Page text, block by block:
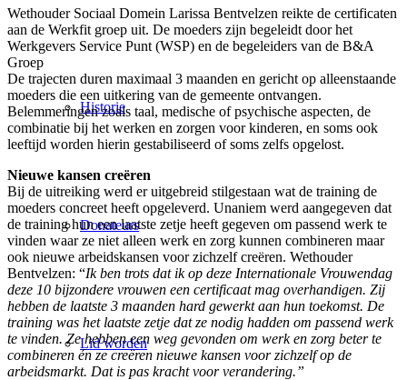
Historie
Donateurs
Lid worden
Wethouder Sociaal Domein Larissa Bentvelzen reikte de certificaten
aan de Werkfit groep uit. De moeders zijn begeleidt door het
Werkgevers Service Punt (WSP) en de begeleiders van de B&A
Groep
De trajecten duren maximaal 3 maanden en gericht op alleenstaande
moeders die een uitkering van de gemeente ontvangen.
Belemmeringen zoals taal, medische of psychische aspecten, de
combinatie bij het werken en zorgen voor kinderen, en soms ook
leeftijd worden hierin gestabiliseerd of soms zelfs opgelost.
Nieuwe kansen creëren
Bij de uitreiking werd er uitgebreid stilgestaan wat de training de
moeders concreet heeft opgeleverd. Unaniem werd aangegeven dat
de training hun een laatste zetje heeft gegeven om passend werk te
vinden waar ze niet alleen werk en zorg kunnen combineren maar
ook nieuwe arbeidskansen voor zichzelf creëren. Wethouder
Bentvelzen: “Ik ben trots dat ik op deze Internationale Vrouwendag
deze 10 bijzondere vrouwen een certificaat mag overhandigen. Zij
hebben de laatste 3 maanden hard gewerkt aan hun toekomst. De
training was het laatste zetje dat ze nodig hadden om passend werk
te vinden. Ze hebben een weg gevonden om werk en zorg beter te
combineren én ze creëren nieuwe kansen voor zichzelf op de
arbeidsmarkt. Dat is pas kracht voor verandering.”